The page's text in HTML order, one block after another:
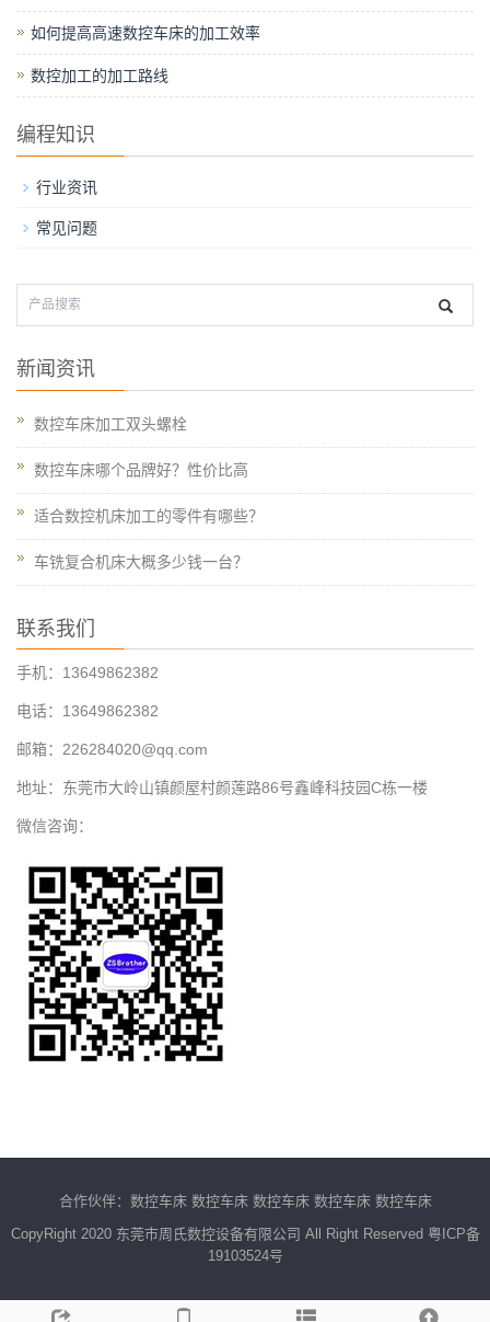
如何提高高速数控车床的加工效率
数控加工的加工路线
编程知识
行业资讯
常见问题
新闻资讯
数控车床加工双头螺栓
数控车床哪个品牌好？性价比高
适合数控机床加工的零件有哪些？
车铣复合机床大概多少钱一台？
联系我们
手机：13649862382
电话：13649862382
邮箱：226284020@qq.com
地址：东莞市大岭山镇颜屋村颜莲路86号鑫峰科技园C栋一楼
微信咨询：
合作伙伴： 数控车床 数控车床 数控车床 数控车床 数控车床
CopyRight 2020 东莞市周氏数控设备有限公司 All Right Reserved 粤ICP备
19103524号